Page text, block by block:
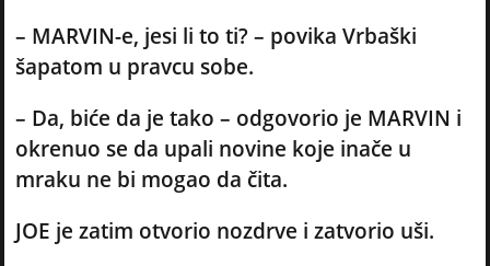
– MARVIN-e, jesi li to ti? – povika Vrbaški
šapatom u pravcu sobe.
– Da, biće da je tako – odgovorio je MARVIN i
okrenuo se da upali novine koje inače u
mraku ne bi mogao da čita.
JOE je zatim otvorio nozdrve i zatvorio uši.